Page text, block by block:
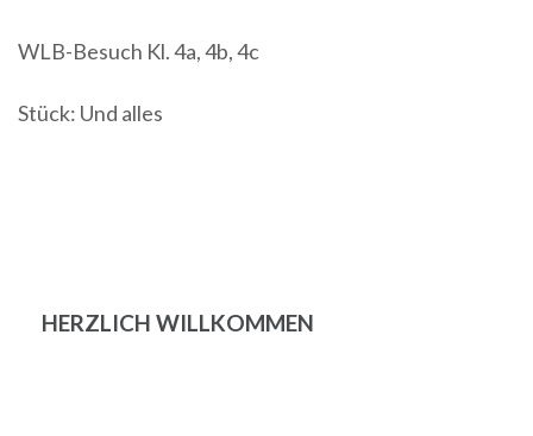
WLB-Besuch Kl. 4a, 4b, 4c
Stück: Und alles
HERZLICH WILLKOMMEN